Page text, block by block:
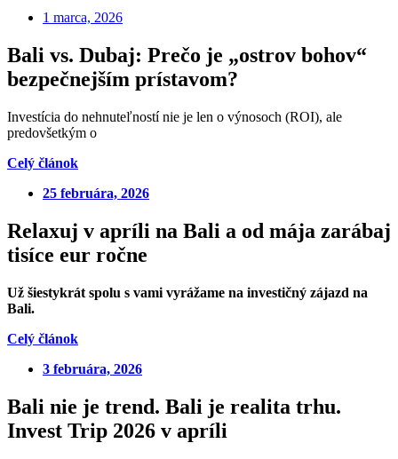
1 marca, 2026
Bali vs. Dubaj: Prečo je „ostrov bohov“
bezpečnejším prístavom?
Investícia do nehnuteľností nie je len o výnosoch (ROI), ale
predovšetkým o
Celý článok
25 februára, 2026
Relaxuj v apríli na Bali a od mája zarábaj
tisíce eur ročne
Už šiestykrát spolu s vami vyrážame na investičný zájazd na
Bali.
Celý článok
3 februára, 2026
Bali nie je trend. Bali je realita trhu.
Invest Trip 2026 v apríli